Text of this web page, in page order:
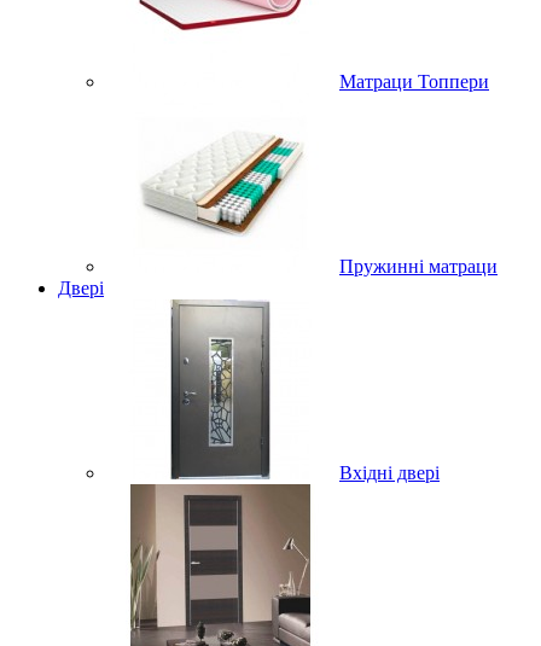
Матраци Топпери
Пружинні матраци
Двері
Вхідні двері